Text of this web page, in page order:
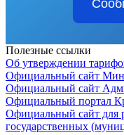
Полезные ссылки
Об утверждении
Официальный сайт
Официальный сайт
Официальный портал
Официальный сайт для
государственных